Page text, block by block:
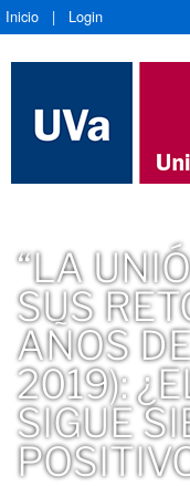
Inicio | Login
“LA
SUS
AÑOS
2019):
SIGUE